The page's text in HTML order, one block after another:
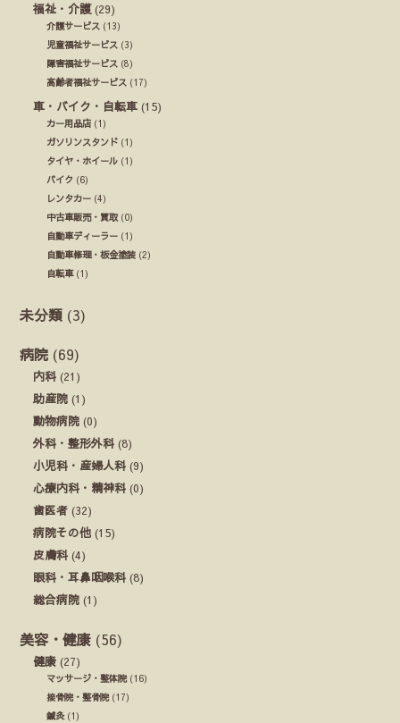
福祉・介護(29)
介護サービス (13)
児童福祉サービス (3)
障害福祉サービス (8)
高齢者福祉サービス (17)
車・バイク・自転車 (15)
カー用品店 (1)
ガソリンスタンド (1)
タイヤ・ホイール (1)
バイク (6)
レンタカー (4)
中古車販売・買取 (0)
自動車ディーラー (1)
自動車修理・板金塗装 (2)
自転車(1)
未分類 (3)
病院 (69)
内科 (21)
助産院 (1)
動物病院 (0)
外科・整形外科 (8)
小児科・産婦人科 (9)
心療内科・精神科 (0)
歯医者 (32)
病院その他 (15)
皮膚科 (4)
眼科・耳鼻咽喉科 (8)
総合病院 (1)
美容・健康 (56)
健康 (27)
マッサージ・整体院(16)
接骨院・整骨院(17)
鍼灸(1)